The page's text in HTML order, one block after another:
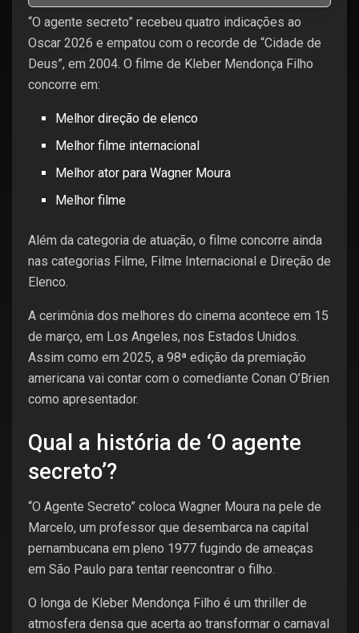
“O agente secreto” recebeu quatro indicações ao
Oscar 2026 e empatou com o recorde de “Cidade de
Deus”, em 2004. O filme de Kleber Mendonça Filho
concorre em:
Melhor direção de elenco
Melhor filme internacional
Melhor ator para Wagner Moura
Melhor filme
Além da categoria de atuação, o filme concorre ainda
nas categorias Filme, Filme Internacional e Direção de
Elenco.
A cerimônia dos melhores do cinema acontece em 15
de março, em Los Angeles, nos Estados Unidos.
Assim como em 2025, a 98ª edição da premiação
americana vai contar com o comediante Conan O’Brien
como apresentador.
Qual a história de ‘O agente
secreto’?
“O Agente Secreto” coloca Wagner Moura na pele de
Marcelo, um professor que desembarca na capital
pernambucana em pleno 1977 fugindo de ameaças
em São Paulo para tentar reencontrar o filho.
O longa de Kleber Mendonça Filho é um thriller de
atmosfera densa que acerta ao transformar o carnaval